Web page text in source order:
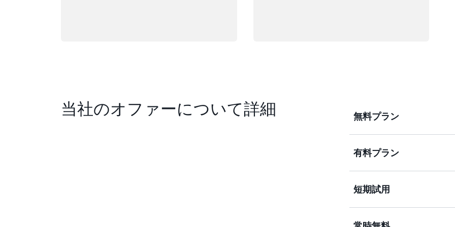
当社のオファーについて詳細 無料プラン
最大 $200 USD の無料利
有料プラン
150 以上の AWS サービ
短期試用